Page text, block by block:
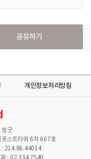
공유하기
개인정보처리방침
씽굿
포스트타워 6차 607호
: 214.86.44014